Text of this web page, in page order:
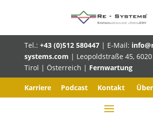
Tel.: +43 (0)512 580447 | E-Mail:
systems.com | Leopoldstraße 45,
Tirol | Österreich | Fernwartung
Karriere Podcast Kontakt